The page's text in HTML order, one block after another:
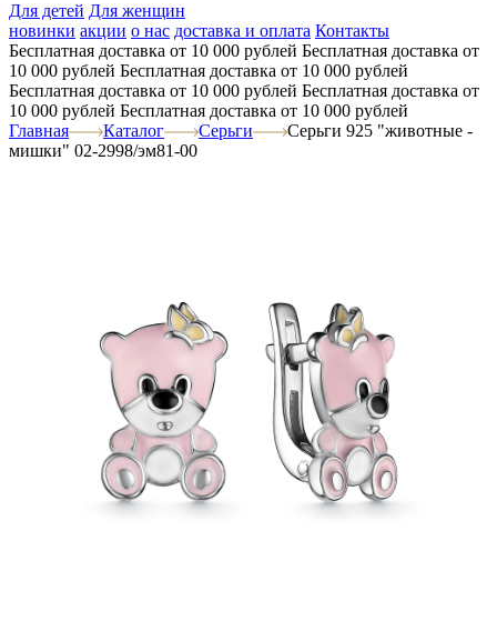
Для детей Для женщин
новинки акции о нас доставка и оплата Контакты
Бесплатная доставка от 10 000 рублей Бесплатная доставка от
10 000 рублей Бесплатная доставка от 10 000 рублей
Бесплатная доставка от 10 000 рублей Бесплатная доставка от
10 000 рублей Бесплатная доставка от 10 000 рублей
Главная
Каталог Серьги
Серьги 925 "животные -
мишки" 02-2998/эм81-00